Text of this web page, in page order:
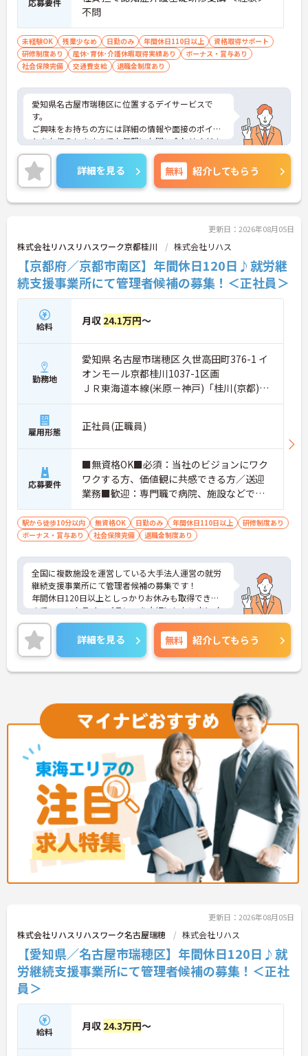
応募要件
不問
未経験OK 残業少なめ 日勤のみ 年間休日110日以上
資格取得サポート
研修制度あり
産休･育休･介護休暇取得実績あり
ボーナス・賞与あり
社会保険完備
交通費支給 退職金制度あり
愛知県名古屋市瑞穂区に位置するデイサービスで
す。
ご興味をお持ちの方には詳細の情報や面接のポイン
トをお伝えしますのでお気軽にお問い合わせくださ
いませ。
詳細を見る 無料 紹介してもらう
更新日：2026年08月05日
株式会社リハスリハスワーク京都桂川 株式会社リハス
【京都府／京都市南区】年間休日120日♪就労継
続支援事業所にて管理者候補の募集！＜正社員＞
給料 月収 24.1万円～
勤務地
愛知県 名古屋市瑞穂区 久世高田町376-1 イ
オンモール京都桂川1037-1区画
ＪＲ東海道本線(米原－神戸)「桂川(京都)
駅」徒歩5分
雇用形態 正社員(正職員)
応募要件
■無資格OK■必須：当社のビジョンにワク
ワクする方、価値観に共感できる方／送迎
業務■歓迎：専門職で病院、施設などでの
リーダー経験・マネジメント経験あり／責
任感がありレジリエンスが高い方
駅から徒歩10分以内 無資格OK 日勤のみ 年間休日110日以上
研修制度あり
ボーナス・賞与あり
社会保険完備 退職金制度あり
全国に複数施設を運営している大手法人運営の就労
継続支援事業所にて管理者候補の募集です！
年間休日120日以上としっかりお休みも取得できる
ので、ワークライフバランスを大切にしたい方にオ
ススメです◎外部研修費補助制度もありますので働
きながらスキルアップも目指せます♪
ご興味のある方には、面接対策ポイントなど、さら
に詳細をお話しいたしますのでお気軽にご相談くだ
さい！
詳細を見る 無料 紹介してもらう
更新日：2026年08月05日
株式会社リハスリハスワーク名古屋瑞穂 株式会社リハス
【愛知県／名古屋市瑞穂区】年間休日120日♪就
労継続支援事業所にて管理者候補の募集！＜正社
員＞
給料 月収 24.3万円～